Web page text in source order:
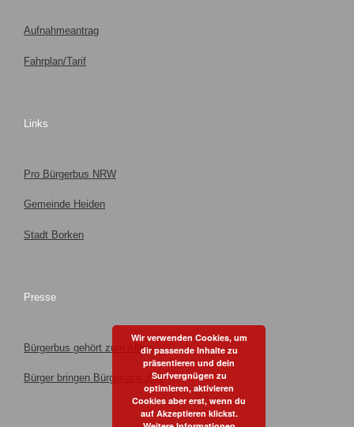
Aufnahmeantrag
Fahrplan/Tarif
Links
Pro Bürgerbus NRW
Gemeinde Heiden
Stadt Borken
Presse
Bürgerbus gehört zum Alltag
Bürger bringen Bürger ans Ziel
Wir verwenden Cookies, um
dir passende Inhalte zu
präsentieren und dein
Surfvergnügen zu
optimieren, aktivieren
Cookies aber erst, wenn du
auf Akzeptieren klickst.